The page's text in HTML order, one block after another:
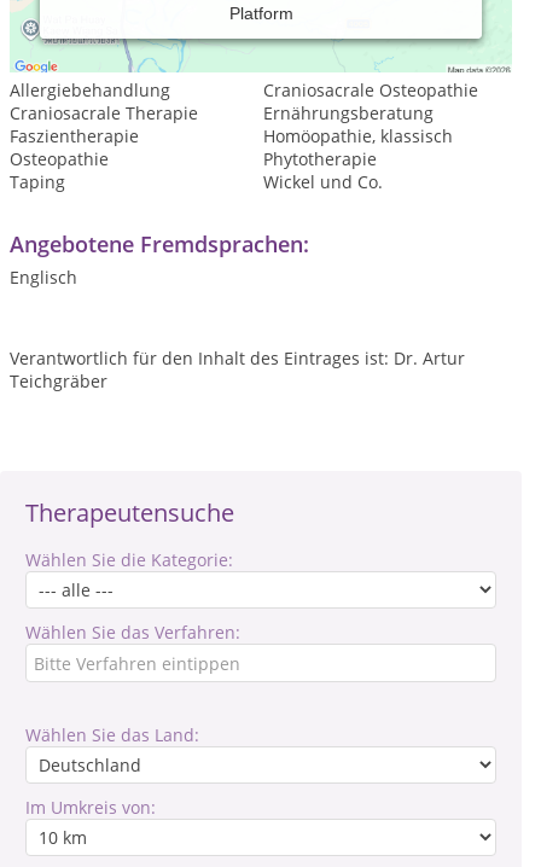
Therapeutensuche
Wählen Sie die Kategorie:
Wählen Sie das Verfahren:
Wählen Sie das Land:
Im Umkreis von:
Platform
Leistungsspektrum:
Traditionelle und komplementäre Medizin, Heilkunde
Allergiebehandlung
Craniosacrale Osteopathie
Craniosacrale Therapie
Ernährungsberatung
Faszientherapie
Homöopathie, klassisch
Osteopathie
Phytotherapie
Taping
Wickel und Co.
Angebotene Fremdsprachen:
Englisch
Verantwortlich für den Inhalt des Eintrages ist: Dr. Artur
Teichgräber